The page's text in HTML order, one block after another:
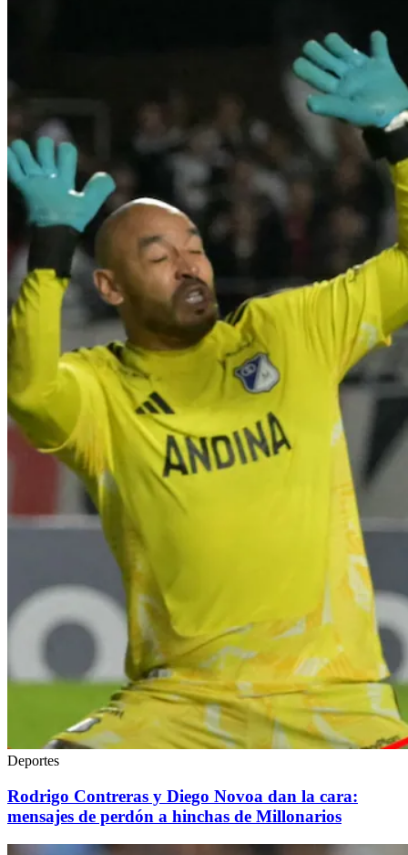
Deportes
Rodrigo Contreras y Diego Novoa dan la cara:
mensajes de perdón a hinchas de Millonarios